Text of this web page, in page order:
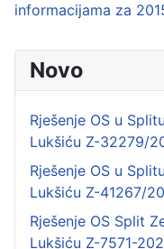
informacijama za
Novo
Rješenje OS u
Lukšiću Z-32279/
Rješenje OS u
Lukšiću Z-41267/
Rješenje OS Split
Lukšiću Z-7571-